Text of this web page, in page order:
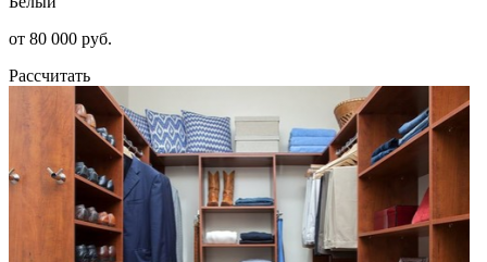
от 80 000 руб.
Рассчитать